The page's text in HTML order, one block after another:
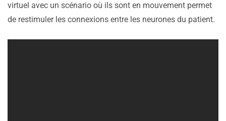
virtuel avec un scénario où ils sont en mouvement permet
de restimuler les connexions entre les neurones du patient.